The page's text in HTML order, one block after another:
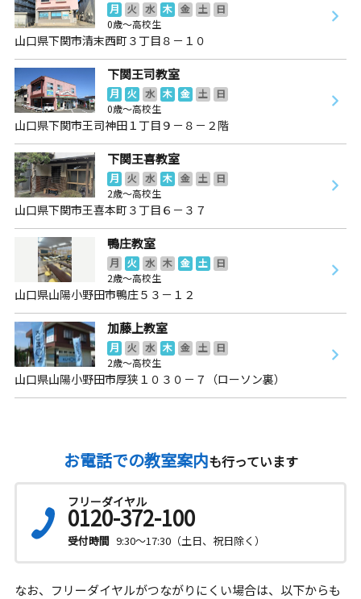
月 火 水 木 金 土
日
0歳～高校生
山口県下関市清末西町３丁目８－１０
下関王司教室
月 火 水 木 金 土
日
0歳～高校生
山口県下関市王司神田１丁目９－８－２階
下関王喜教室
月 火 水 木 金 土
日
2歳～高校生
山口県下関市王喜本町３丁目６－３７
鴨庄教室
月 火 水 木 金 土
日
2歳～高校生
山口県山陽小野田市鴨庄５３－１２
加藤上教室
月 火 水 木 金 土
日
2歳～高校生
山口県山陽小野田市厚狭１０３０－７（ローソン裏）
お電話での教室案内も行っています
フリーダイヤル
0120-372-100
受付時間 9:30～17:30（土日、祝日除く）
なお、フリーダイヤルがつながりにくい場合は、以下からも